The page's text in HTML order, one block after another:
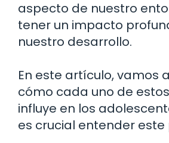
aspecto de nuestro
tener un impacto
nuestro desarrollo.
En este artículo, vamos
cómo cada uno de
influye en los
es crucial entender este